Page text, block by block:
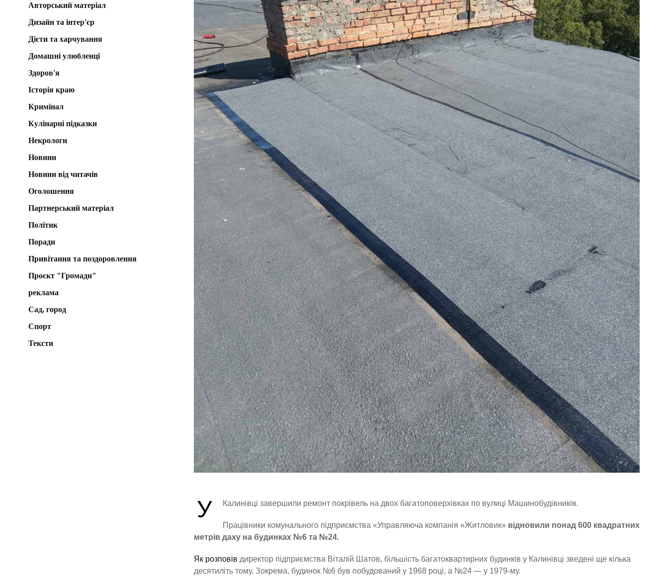
У Калинівці завершили ремонт покрівель на двох багатоповерхівках по вулиці Машинобудівників.
Працівники комунального підприємства «Управляюча компанія «Житловик» відновили понад 600 квадратних
метрів даху на будинках №6 та №24.
Як розповів директор підприємства Віталій Шатов, більшість багатоквартирних будинків у Калинівці зведені ще кілька
десятиліть тому. Зокрема, будинок №6 був побудований у 1968 році, а №24 — у 1979-му.
Авторський матеріал
Дизайн та інтер'єр
Дієти та харчування
Домашні улюбленці
Здоров'я
Історія краю
Кримінал
Кулінарні підказки
Некрологи
Новини
Новини від читачів
Оголошення
Партнерський матеріал
Політик
Поради
Привітання та поздоровлення
Проєкт "Громади"
реклама
Сад, город
Спорт
Тексти